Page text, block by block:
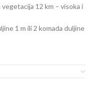
12 km – visoka i
1 m ili 2 komada duljine